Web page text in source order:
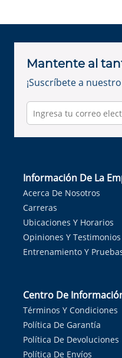
Mantente al
¡Suscríbete a
Información De La
Acerca De Nosotros
Carreras
Ubicaciones Y Horarios
Opiniones Y Testimonios
Entrenamiento Y
Centro De
Términos Y Condiciones
Política De Garantía
Política De Devoluciones
Política De Envíos